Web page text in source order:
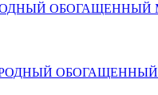
ПРИРОДНЫЙ
ПРИРОДНЫЙ